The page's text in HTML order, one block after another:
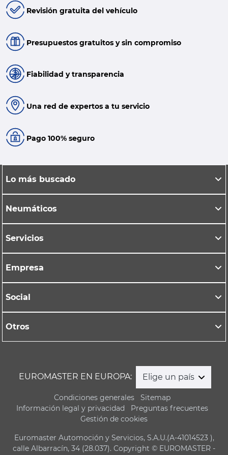
Revisión gratuita del vehículo
Presupuestos gratuitos y sin compromiso
Fiabilidad y transparencia
Una red de expertos a tu servicio
Pago 100% seguro
Lo más buscado
Neumáticos
Servicios
Empresa
Social
Otros
EUROMASTER EN EUROPA: Elige un país
Condiciones generales
Sitemap
Información legal y privacidad
Preguntas frecuentes
Gestión de cookies
Euromaster Automoción y Servicios, S.A.U.(A-41014523 ),
calle Albarracín, 34 (28.037). Copyright © EUROMASTER -